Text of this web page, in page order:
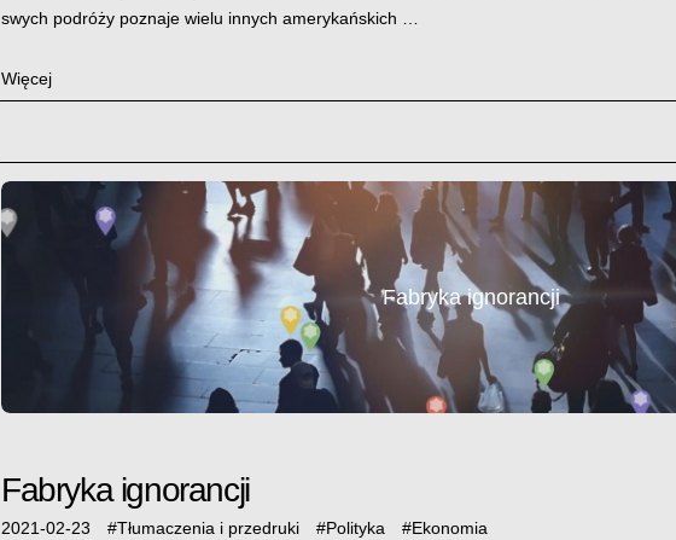
swych podróży poznaje wielu innych amerykańskich …
Więcej
Fabryka ignorancji
Fabryka ignorancji
2021-02-23 #Tłumaczenia i przedruki #Polityka #Ekonomia